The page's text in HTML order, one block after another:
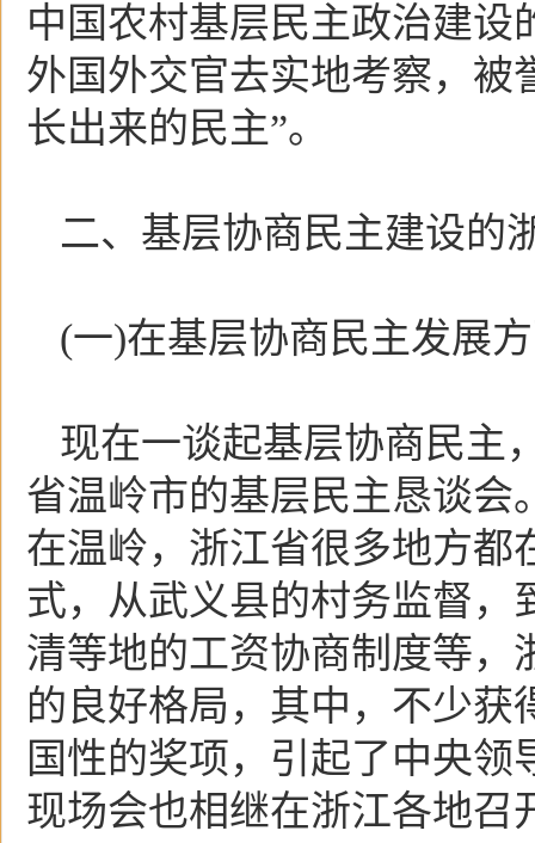
中国农村基层民主政治建设
外国外交官去实地考察，被
长出来的民主”。
二、基层协商民主建设的
(一)在基层协商民主发展
现在一谈起基层协商民主
省温岭市的基层民主恳谈会
在温岭，浙江省很多地方都
式，从武义县的村务监督，
清等地的工资协商制度等，
的良好格局，其中，不少
国性的奖项，引起了中央
现场会也相继在浙江各地召